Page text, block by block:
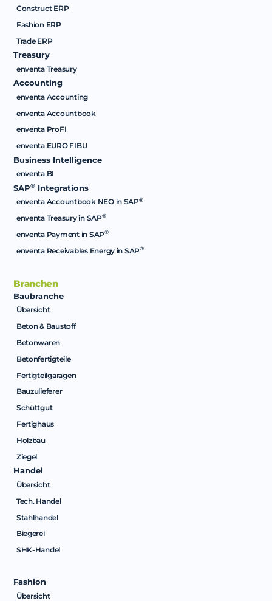
Construct ERP
Fashion ERP
Trade ERP
Treasury
enventa Treasury
Accounting
enventa Accounting
enventa Accountbook
enventa ProFI
enventa EURO FIBU
Business Intelligence
enventa BI
SAP® Integrations
enventa Accountbook NEO in SAP®
enventa Treasury in SAP®
enventa Payment in SAP®
enventa Receivables Energy in SAP®
Branchen
Baubranche
Übersicht
Beton & Baustoff
Betonwaren
Betonfertigteile
Fertigteilgaragen
Bauzulieferer
Schüttgut
Fertighaus
Holzbau
Ziegel
Handel
Übersicht
Tech. Handel
Stahlhandel
Biegerei
SHK-Handel
Fashion
Übersicht